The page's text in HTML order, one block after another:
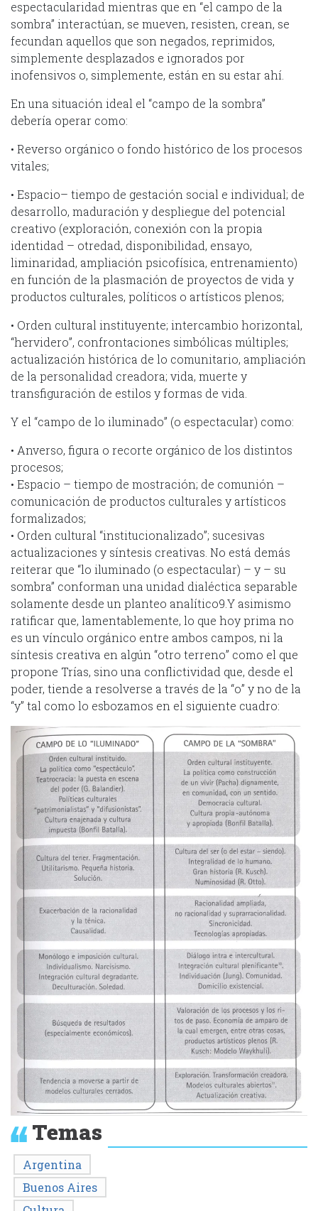
espectacularidad mientras que en “el campo de la
sombra” interactúan, se mueven, resisten, crean, se
fecundan aquellos que son negados, reprimidos,
simplemente desplazados e ignorados por
inofensivos o, simplemente, están en su estar ahí.
En una situación ideal el “campo de la sombra”
debería operar como:
• Reverso orgánico o fondo histórico de los procesos
vitales;
• Espacio– tiempo de gestación social e individual; de
desarrollo, maduración y despliegue del potencial
creativo (exploración, conexión con la propia
identidad – otredad, disponibilidad, ensayo,
liminaridad, ampliación psicofísica, entrenamiento)
en función de la plasmación de proyectos de vida y
productos culturales, políticos o artísticos plenos;
• Orden cultural instituyente; intercambio horizontal,
“hervidero”, confrontaciones simbólicas múltiples;
actualización histórica de lo comunitario, ampliación
de la personalidad creadora; vida, muerte y
transfiguración de estilos y formas de vida.
Y el “campo de lo iluminado” (o espectacular) como:
• Anverso, figura o recorte orgánico de los distintos
procesos;
• Espacio – tiempo de mostración; de comunión –
comunicación de productos culturales y artísticos
formalizados;
• Orden cultural “institucionalizado”; sucesivas
actualizaciones y síntesis creativas. No está demás
reiterar que “lo iluminado (o espectacular) – y – su
sombra” conforman una unidad dialéctica separable
solamente desde un planteo analítico9.Y asimismo
ratificar que, lamentablemente, lo que hoy prima no
es un vínculo orgánico entre ambos campos, ni la
síntesis creativa en algún “otro terreno” como el que
propone Trías, sino una conflictividad que, desde el
poder, tiende a resolverse a través de la “o” y no de la
“y” tal como lo esbozamos en el siguiente cuadro:
Temas
Argentina
Buenos Aires